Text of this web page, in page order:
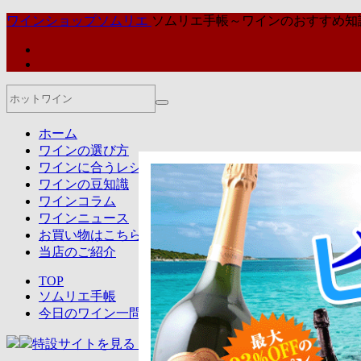
ワインショップソムリエ ソムリエ手帳～ワインのおすすめ知
ホーム
ワインの選び方
ワインに合うレシピとおつまみ
ワインの豆知識
ワインコラム
ワインニュース
お買い物はこちら
当店のご紹介
TOP
ソムリエ手帳
今日のワイン一問一答
特設サイトを見る ＞